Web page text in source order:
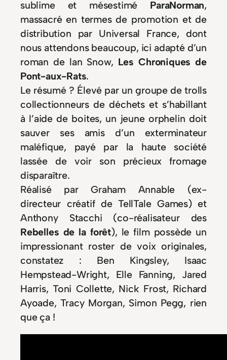
sublime et mésestimé ParaNorman,
massacré en termes de promotion et de
distribution par Universal France, dont
nous attendons beaucoup, ici adapté d’un
roman de lan Snow, Les Chroniques de
Pont-aux-Rats.
Le résumé ? Élevé par un groupe de trolls
collectionneurs de déchets et s’habillant
à l’aide de boites, un jeune orphelin doit
sauver ses amis d’un exterminateur
maléfique, payé par la haute société
lassée de voir son précieux fromage
disparaître.
Réalisé par Graham Annable (ex-
directeur créatif de TellTale Games) et
Anthony Stacchi (co-réalisateur des
Rebelles de la forêt), le film possède un
impressionant roster de voix originales,
constatez : Ben Kingsley, Isaac
Hempstead-Wright, Elle Fanning, Jared
Harris, Toni Collette, Nick Frost, Richard
Ayoade, Tracy Morgan, Simon Pegg, rien
que ça !